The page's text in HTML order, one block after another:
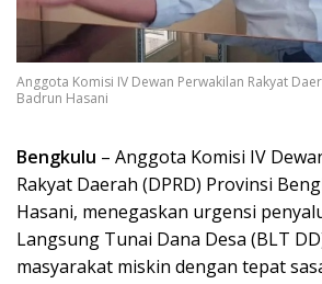
Anggota Komisi IV Dewan Perwakilan Rakyat
Badrun Hasani
Bengkulu – Anggota Komisi IV
Rakyat Daerah (DPRD) Provinsi
Hasani, menegaskan urgensi
Langsung Tunai Dana Desa (BLT
masyarakat miskin dengan tepat